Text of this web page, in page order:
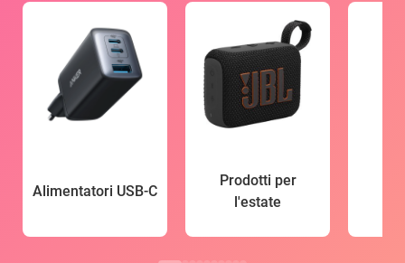
Alimentatori USB-C
Prodotti per
l'estate